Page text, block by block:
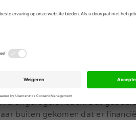
vertelt dat is besloten
zijn en wanneer die weer
een verklaring waarin de
prijzen" onder de
ongeregeldheden. Dat
buiten gekomen dat er